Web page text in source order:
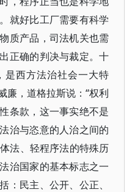
就好比工厂需要有科学
质产品，司法机关也需
正确的判决与裁定。十
是西方法治社会一大特
廉，道格拉斯说：“权利
条款，这一事实绝不是
治与恣意的人治之间的
法、轻程序法的特殊历
治国家的基本标志之一
：民主、公开、公正、